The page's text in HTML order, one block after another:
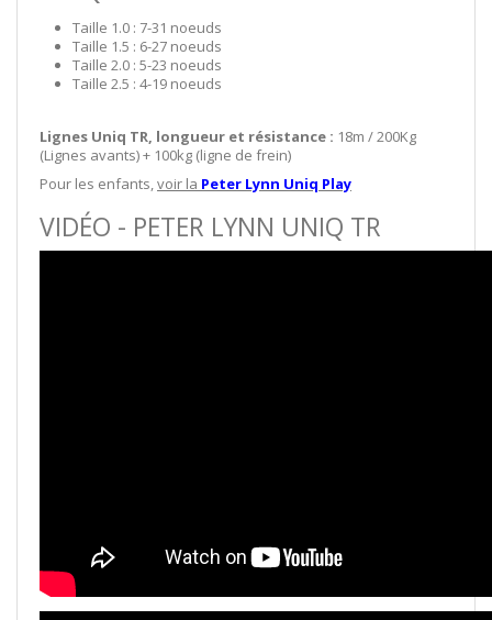
Taille 1.0 : 7-31 noeuds
Taille 1.5 : 6-27 noeuds
Taille 2.0 : 5-23 noeuds
Taille 2.5 : 4-19 noeuds
Lignes Uniq TR, longueur et résistance : 18m / 200Kg
(Lignes avants) + 100kg (ligne de frein)
Pour les enfants,voir la Peter Lynn Uniq Play
VIDÉO - PETER LYNN UNIQ TR